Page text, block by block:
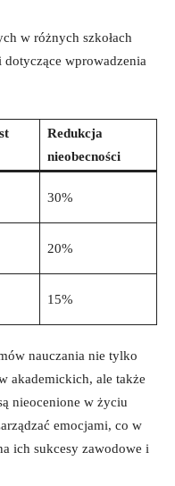
w ‌różnych szkołach
wprowadzenia
Redukcja
nieobecności
30%
20%
15%
nauczania nie tylko
akademickich, ale także⁢
nieocenione w‍ życiu
emocjami,‌ co w
⁣ich‍ sukcesy‍ zawodowe i